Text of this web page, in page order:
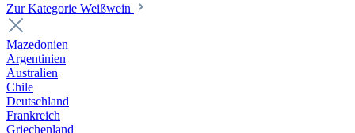
Zur Kategorie Weißwein
Mazedonien
Argentinien
Australien
Chile
Deutschland
Frankreich
Griechenland